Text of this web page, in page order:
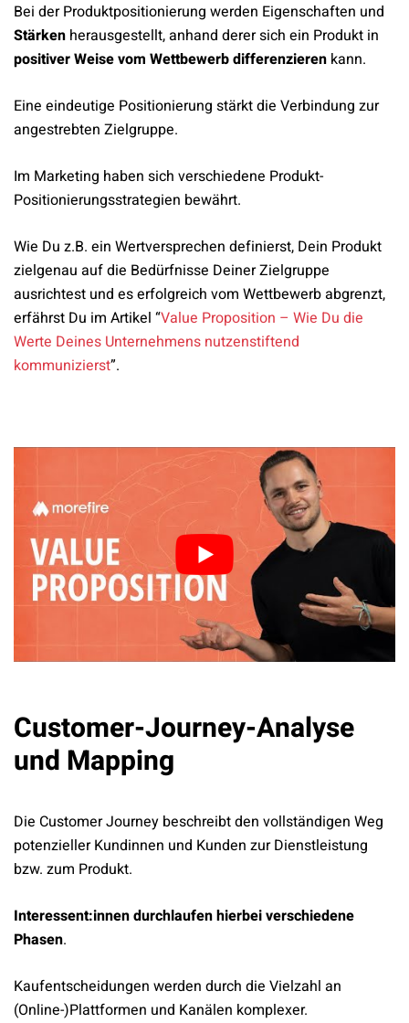
Bei der Produktpositionierung werden Eigenschaften und
Stärken herausgestellt, anhand derer sich ein Produkt in
positiver Weise vom Wettbewerb differenzieren kann.
Eine eindeutige Positionierung stärkt die Verbindung zur
angestrebten Zielgruppe.
Im Marketing haben sich verschiedene Produkt-
Positionierungsstrategien bewährt.
Wie Du z.B. ein Wertversprechen definierst, Dein Produkt
zielgenau auf die Bedürfnisse Deiner Zielgruppe
ausrichtest und es erfolgreich vom Wettbewerb abgrenzt,
erfährst Du im Artikel “Value Proposition – Wie Du die
Werte Deines Unternehmens nutzenstiftend
kommunizierst”.
Customer-Journey-Analyse
und Mapping
Die Customer Journey beschreibt den vollständigen Weg
potenzieller Kundinnen und Kunden zur Dienstleistung
bzw. zum Produkt.
Interessent:innen durchlaufen hierbei verschiedene
Phasen.
Kaufentscheidungen werden durch die Vielzahl an
(Online-)Plattformen und Kanälen komplexer.